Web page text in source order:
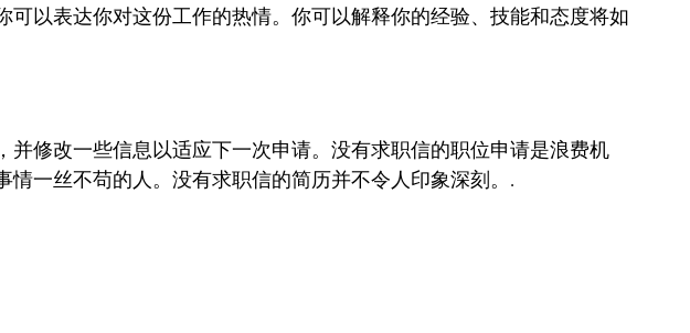
以表达你对这份工作的热情。你可以解释你的经验、技能和态度将如
修改一些信息以适应下一次申请。没有求职信的职位申请是浪费机
一丝不苟的人。没有求职信的简历并不令人印象深刻。.